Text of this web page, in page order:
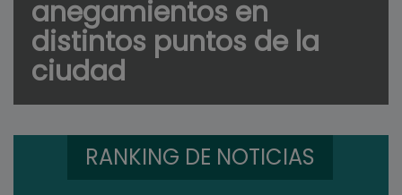
anegamientos en
distintos puntos de la
ciudad
RANKING DE NOTICIAS